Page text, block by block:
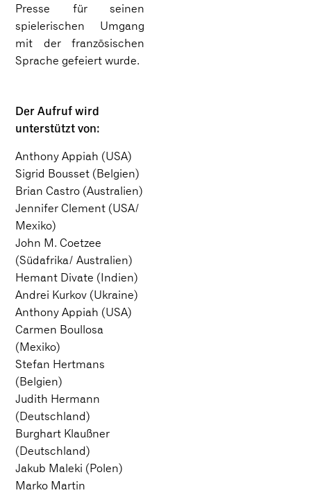
Presse für seinen
spielerischen Umgang
mit der französischen
Sprache gefeiert wurde.
Der Aufruf wird
unterstützt von:
Anthony Appiah (USA)
Sigrid Bousset (Belgien)
Brian Castro (Australien)
Jennifer Clement (USA/
Mexiko)
John M. Coetzee
(Südafrika/ Australien)
Hemant Divate (Indien)
Andrei Kurkov (Ukraine)
Anthony Appiah (USA)
Carmen Boullosa
(Mexiko)
Stefan Hertmans
(Belgien)
Judith Hermann
(Deutschland)
Burghart Klaußner
(Deutschland)
Jakub Maleki (Polen)
Marko Martin